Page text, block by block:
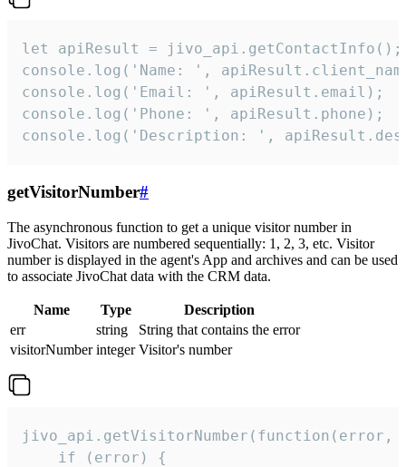
let apiResult = jivo_api.getContactInfo();
console.log('Name: ',
console.log('Email: ', apiResult.email);
console.log('Phone: ', apiResult.phone);
console.log('Description: ',
getVisitorNumber#
The asynchronous function to get a unique visitor number in
JivoChat. Visitors are numbered sequentially: 1, 2, 3, etc. Visitor
number is displayed in the agent's App and archives and can be used
to associate JivoChat data with the CRM data.
Name Type
Description
err
string
String that contains the error
visitorNumber integer Visitor's number
jivo_api.getVisitorNumber(function(error,
    if (error) {